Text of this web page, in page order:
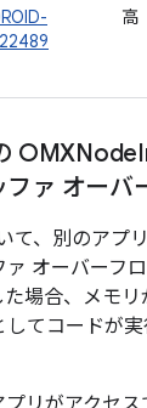
高
OMXNode
ァ オーバ
、別のアプ
オーバーフ
場合、メモ
てコードが